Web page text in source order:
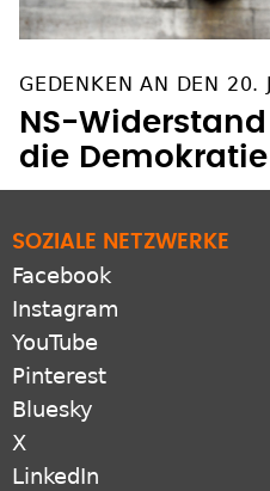
GEDENKEN AN DEN 20.
NS-
die Demokratie
SOZIALE NETZWERKE
Facebook
Instagram
YouTube
Pinterest
Bluesky
X
LinkedIn